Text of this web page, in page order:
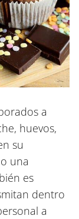
a
huevos,
su
una
es
dentro
a